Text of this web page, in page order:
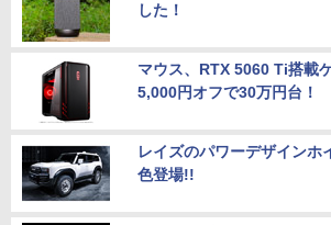
した！
マウス、RTX 5060 Ti搭載
5,000円オフで30万円台！
レイズのパワーデザインホ
色登場!!